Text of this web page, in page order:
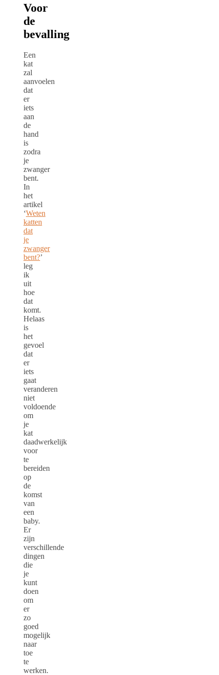
Voor
de
bevalling
Een
kat
zal
aanvoelen
dat
er
iets
aan
de
hand
is
zodra
je
zwanger
bent.
In
het
artikel
‘Weten
katten
dat
je
zwanger
bent?’
leg
ik
uit
hoe
dat
komt.
Helaas
is
het
gevoel
dat
er
iets
gaat
veranderen
niet
voldoende
om
je
kat
daadwerkelijk
voor
te
bereiden
op
de
komst
van
een
baby.
Er
zijn
verschillende
dingen
die
je
kunt
doen
om
er
zo
goed
mogelijk
naar
toe
te
werken.